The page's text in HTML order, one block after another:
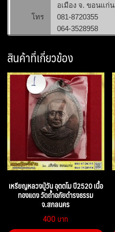
อเมือง จ. ขอนแก่น
โทร
081-8720355
064-3528958
สินค้าที่เกี่ยวข้อง
เหรียญหลวงปู่วัน อุตตโม ปี2520 เนื้อ
ทองแดง วัดถ้ำอภัยดำรงธรรม
จ.สกลนคร
400